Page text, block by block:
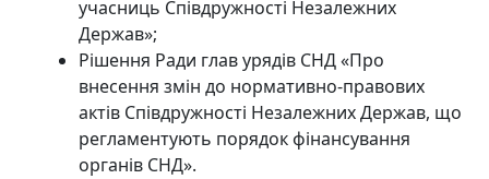
учасниць Співдружності Незалежних
Держав»;
Рішення Ради глав урядів СНД «Про
внесення змін до нормативно-правових
актів Співдружності Незалежних Держав, що
регламентують порядок фінансування
органів СНД».